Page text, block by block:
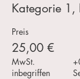
Kategorie
Preis
25,00 €
MwSt.
inbegriffen